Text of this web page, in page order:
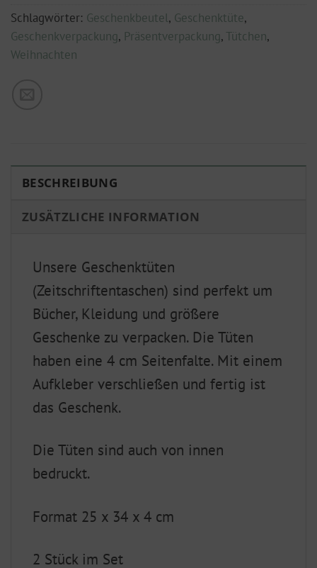
Schlagwörter: Geschenkbeutel, Geschenktüte,
Geschenkverpackung, Präsentverpackung, Tütchen,
Weihnachten
BESCHREIBUNG
ZUSÄTZLICHE INFORMATION
Unsere Geschenktüten
(Zeitschriftentaschen) sind perfekt um
Bücher, Kleidung und größere
Geschenke zu verpacken. Die Tüten
haben eine 4 cm Seitenfalte. Mit einem
Aufkleber verschließen und fertig ist
das Geschenk.
Die Tüten sind auch von innen
bedruckt.
Format 25 x 34 x 4 cm
2 Stück im Set